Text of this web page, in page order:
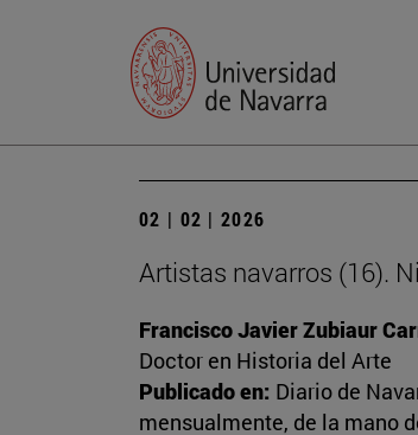
02 | 02 | 2026
Artistas navarros (16).
Francisco Javier Zubiaur
Doctor en Historia del Arte
Publicado en: Diario de
mensualmente, de la mano